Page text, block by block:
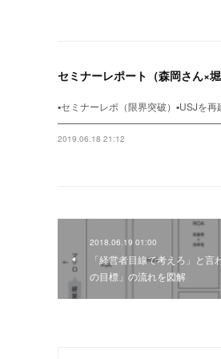
セミナーレポート（森岡さん×
▪︎セミナーレポ（限界突破）▪︎USJを
━━━━━━━━━━━━━━━━━━━❶現代
2019.06.18 21:12
2018.06.19 01:00
「経営者目線で考えろ」と
の目標」の流れを図解